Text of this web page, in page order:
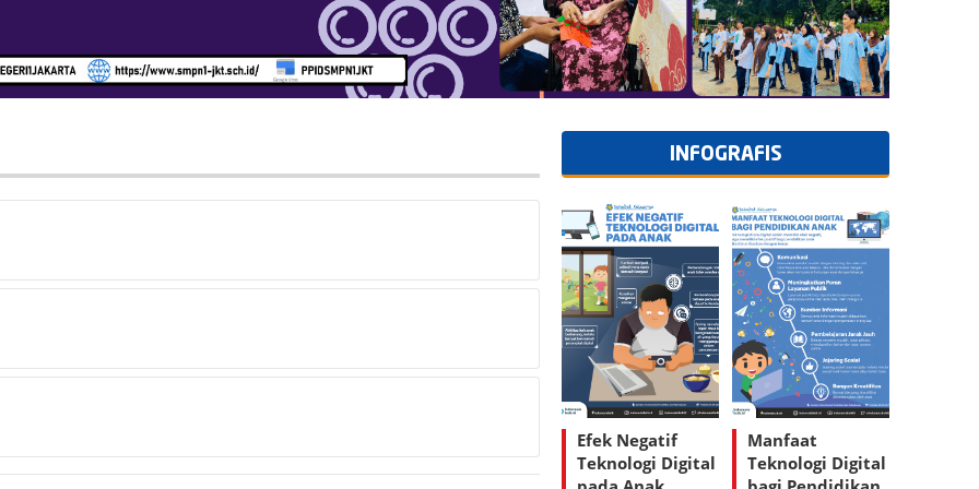
INFOGRAFIS
Efek Negatif
Teknologi Digital
Manfaat
Teknologi Digital